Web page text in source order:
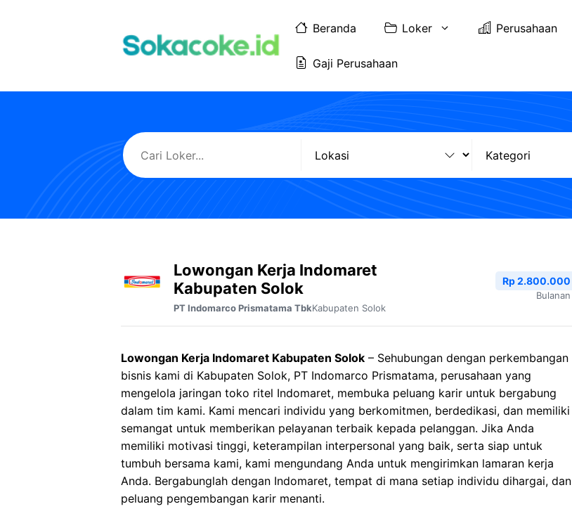
Beranda Loker Perusahaan
Gaji Perusahaan
Lowongan Kerja Indomaret
Kabupaten Solok
PT Indomarco Prismatama TbkKabupaten Solok
Rp 2.800.000
Bulanan
Lowongan Kerja Indomaret Kabupaten Solok – Sehubungan dengan perkembangan
bisnis kami di Kabupaten Solok, PT Indomarco Prismatama, perusahaan yang
mengelola jaringan toko ritel Indomaret, membuka peluang karir untuk bergabung
dalam tim kami. Kami mencari individu yang berkomitmen, berdedikasi, dan memiliki
semangat untuk memberikan pelayanan terbaik kepada pelanggan. Jika Anda
memiliki motivasi tinggi, keterampilan interpersonal yang baik, serta siap untuk
tumbuh bersama kami, kami mengundang Anda untuk mengirimkan lamaran kerja
Anda. Bergabunglah dengan Indomaret, tempat di mana setiap individu dihargai, dan
peluang pengembangan karir menanti.